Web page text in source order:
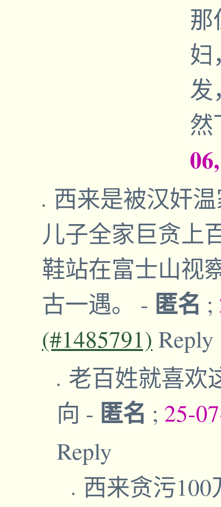
那
妇
发
然
西来是被汉奸
儿子全家巨贪上
鞋站在富士山视
古一遇。 - 匿名 ;
(#1485791) Reply
老百姓就喜欢
向 - 匿名 ; 25-
Reply
西来贪污